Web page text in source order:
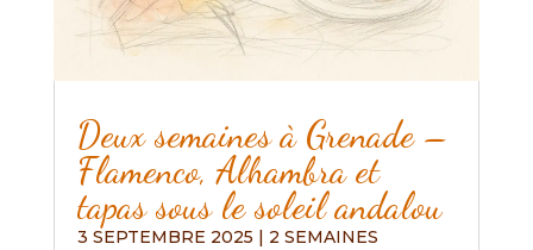
Deux semaines à Grenade –
Flamenco, Alhambra et
tapas sous le soleil andalou
3 SEPTEMBRE 2025 | 2 SEMAINES